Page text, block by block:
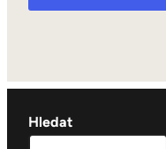
Hledat